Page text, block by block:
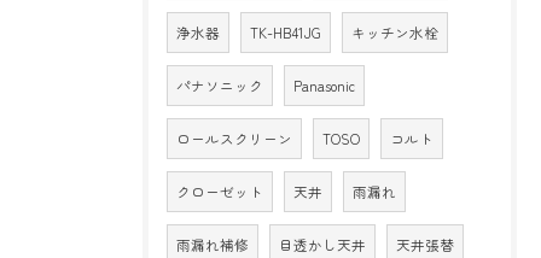
浄水器 TK-HB41JG キッチン水栓
パナソニック Panasonic
ロールスクリーン TOSO コルト
クローゼット 天井 雨漏れ
雨漏れ補修 目透かし天井 天井張替